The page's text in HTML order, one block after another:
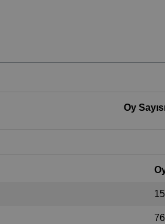
Oy
76